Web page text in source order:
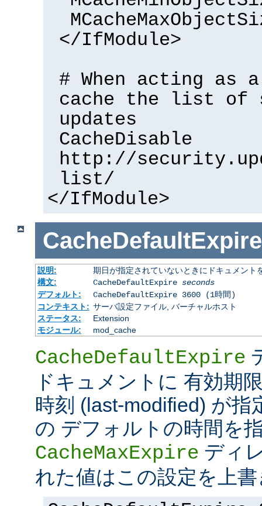
</IfModule>
# When acting as
cache the list of
updates
CacheDisable
http://
list/
</IfModule>
CacheDefaultExpire
説明:
期日が指定されていないときにドキュメント
構文:
CacheDefaultExpire seconds
デフォルト:
CacheDefaultExpire 3600 (1時間)
コンテキスト: サーバ設定ファイル, バーチャルホスト
ステータス:
Extension
モジュール:
mod_cache
CacheDefaultExpire
ドキュメントに 有効期
時刻 (last-modified) が
の デフォルトの時間を
CacheMaxExpire ディ
れた値はこの設定を上書